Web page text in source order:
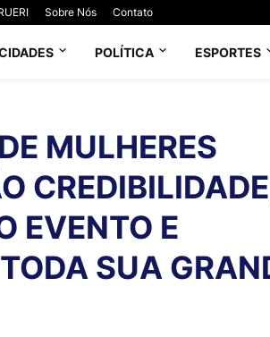
Sobre Nós Contato
POLÍTICA ESPORTES
MULHERES
EVENTO E
SUA